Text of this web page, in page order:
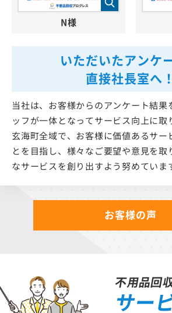
いただいたアンケ
直接社長室へ！
当社は、お客様からのアンケート結果
ッフが一体となってサービス向上に取
玄海町全域で、お客様に価値あるサー
とを目指し、様々なご要望や意見を取
なサービスを創り出すよう努めていま
N様
お客様の声
不用品回
サー